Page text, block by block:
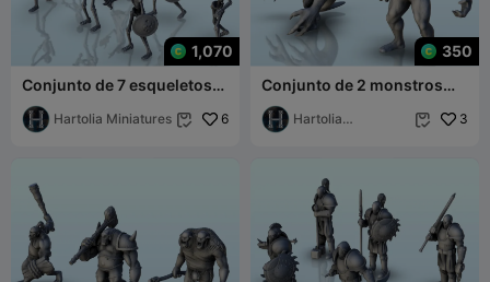
1,070
Conjunto de 7 esqueletos
de guerreiros (+ versão
pré-suportada) (17)
Hartolia Miniatures  6
350
Conjunto de 2 monstros
horríveis (+ versão pré-
suportada) (16) -
Hartolia
 3